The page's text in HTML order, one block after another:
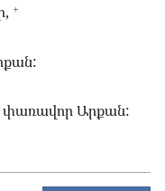
+
փառավոր Արքան: